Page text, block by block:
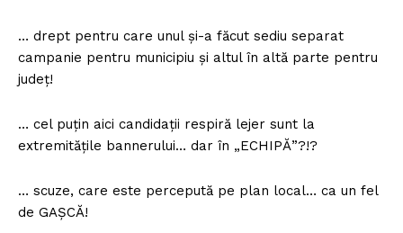
… drept pentru care unul și-a făcut sediu separat
campanie pentru municipiu și altul în altă parte pentru
județ!
… cel puțin aici candidații respiră lejer sunt la
extremitățile bannerului… dar în „ECHIPĂ”?!?
… scuze, care este percepută pe plan local… ca un fel
de GAȘCĂ!